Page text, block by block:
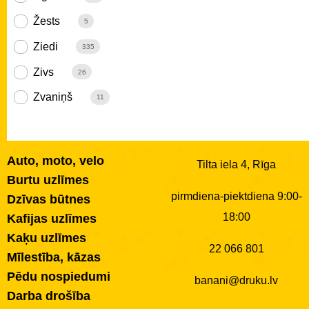
Žests 5
Ziedi 335
Zivs 26
Zvaniņš 11
Auto, moto, velo
Burtu uzlīmes
Dzīvas būtnes
Kafijas uzlīmes
Kaķu uzlīmes
Mīlestība, kāzas
Pēdu nospiedumi
Darba drošība
Tilta iela 4, Rīga
pirmdiena-piektdiena 9:00-
18:00
22 066 801
banani@druku.lv